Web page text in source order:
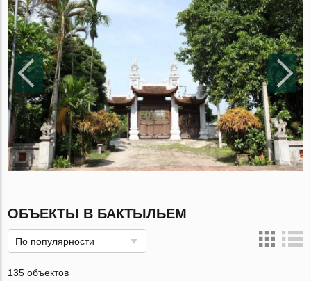
ОБЪЕКТЫ В БАКТЫЛЬЕМ
По популярности
135 объектов